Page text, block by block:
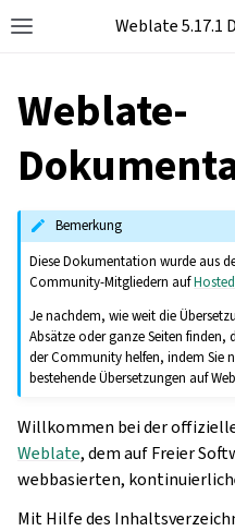
Weblate 5.17.1
Weblate-
Bemerkung
Diese Dokumentation wurde aus
Community-Mitgliedern auf
Je nachdem, wie weit die
Absätze oder ganze Seiten finden,
der Community helfen, indem Sie
bestehende Übersetzungen auf
Willkommen bei der
Weblate, dem auf Freier
webbasierten,
Mit Hilfe des